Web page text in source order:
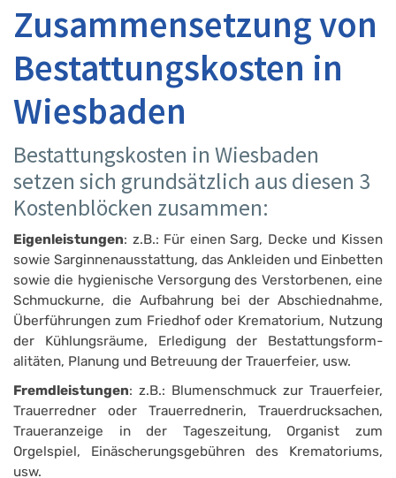
Zusammensetzung von
Bestattungskosten in
Wiesbaden
Bestattungskosten in Wiesbaden
setzen sich grundsätzlich aus diesen 3
Kostenblöcken zusammen:
Eigenleistungen: z.B.: Für einen Sarg, Decke und Kissen
sowie Sarginnenausstattung, das Ankleiden und Einbetten
sowie die hygienische Versorgung des Verstorbenen, eine
Schmuckurne, die Aufbahrung bei der Abschiednahme,
Überführungen zum Friedhof oder Krematorium, Nutzung
der Kühlungsräume, Erledigung der Bestattungsform­
alitäten, Planung und Betreuung der Trauerfeier, usw.
Fremdleistungen: z.B.: Blumenschmuck zur Trauerfeier,
Trauerredner oder Trauerrednerin, Trauerdrucksachen,
Trau­eranzeige in der Tageszeitung, Organist zum
Orgelspiel, Einäscherungsgebühren des Krematoriums,
usw.